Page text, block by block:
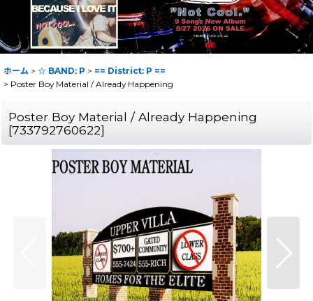
ホーム > ☆ BAND: P > == District: P ==
> Poster Boy Material / Already Happening
Poster Boy Material / Already Happening
[733792760622]